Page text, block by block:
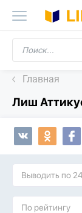
Главная
Лиш
Выводить по 24
По рейтингу